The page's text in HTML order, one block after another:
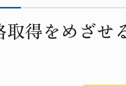
取得をめざせ